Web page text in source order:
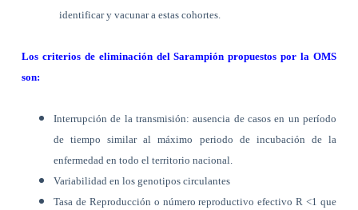
identificar y vacunar a estas cohortes.
Los criterios de eliminación delSarampión propuestos por la OMS
son:
Interrupción de la transmisión: ausencia de casos en un período
de tiempo similar al máximo periodo de incubación de la
enfermedad en todo el territorio nacional.
Variabilidad en los genotipos circulantes
Tasa de Reproducción o número reproductivo efectivo R <1 que